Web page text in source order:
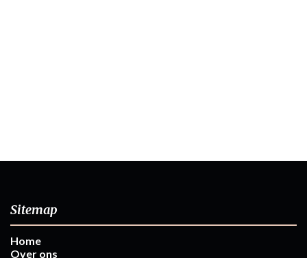
Sitemap
Home
Over ons